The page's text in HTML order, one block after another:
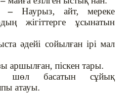
– Наурыз, айт, мереке
жігіттерге ұсынатын
әдейі сойылған ірі мал
аршылған, піскен тары.
шөл басатын сұйық
атауы.